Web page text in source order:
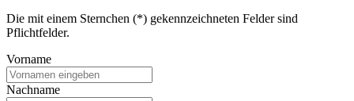
Die mit einem Sternchen (*) gekennzeichneten Felder sind
Pflichtfelder.
Vorname
Nachname